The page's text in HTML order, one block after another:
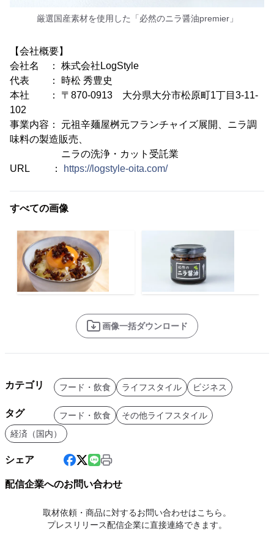
厳選国産素材を使用した「必然のニラ醤油premier」
【会社概要】
会社名 ： 株式会社LogStyle
代表 ： 時松 秀豊史
本社 ： 〒870-0913 大分県大分市松原町1丁目3-11-
102
事業内容： 元祖辛麺屋桝元フランチャイズ展開、ニラ調
味料の製造販売、
ニラの洗浄・カット受託業
URL ：
https://logstyle-oita.com/
すべての画像
画像一括ダウンロード
カテゴリ フード・飲食 ライフスタイル ビジネス
タグ フード・飲食
その他ライフスタイル
経済（国内）
シェア
配信企業へのお問い合わせ
取材依頼・商品に対するお問い合わせはこちら。
プレスリリース配信企業に直接連絡できます。